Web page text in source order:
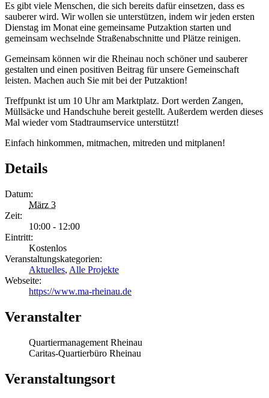
Es gibt viele Menschen, die sich bereits dafür einsetzen, dass es
sauberer wird. Wir wollen sie unterstützen, indem wir jeden ersten
Dienstag im Monat eine gemeinsame Putzaktion starten und
gemeinsam wechselnde Straßenabschnitte und Plätze reinigen.
Gemeinsam können wir die Rheinau noch schöner und sauberer
gestalten und einen positiven Beitrag für unsere Gemeinschaft
leisten. Machen auch Sie mit bei der Putzaktion!
Treffpunkt ist um 10 Uhr am Marktplatz. Dort werden Zangen,
Müllsäcke und Handschuhe bereit gestellt. Außerdem werden dieses
Mal wieder vom Stadtraumservice unterstützt!
Einfach hinkommen, mitmachen, mitreden und mitplanen!
Details
Datum:
März 3
Zeit:
10:00 - 12:00
Eintritt:
Kostenlos
Veranstaltungskategorien:
Aktuelles, Alle Projekte
Webseite:
https://www.ma-rheinau.de
Veranstalter
Quartiermanagement Rheinau
Caritas-Quartierbüro Rheinau
Veranstaltungsort